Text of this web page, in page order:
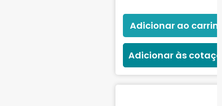
Adicionar ao
Adicionar às